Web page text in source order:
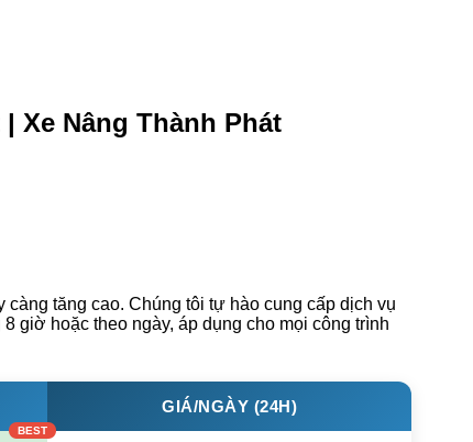
Xe Nâng Thành Phát
tăng cao. Chúng tôi tự hào cung cấp dịch vụ
giờ hoặc theo ngày, áp dụng cho mọi công trình
GIÁ/NGÀY (24H)